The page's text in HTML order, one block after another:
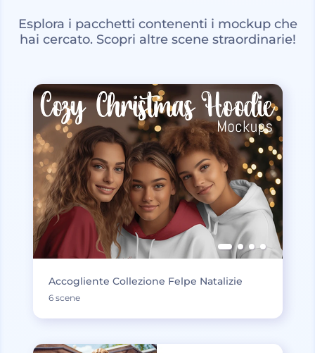
Esplora i pacchetti contenenti i mockup che
hai cercato. Scopri altre scene straordinarie!
Accogliente Collezione Felpe Natalizie
6 scene